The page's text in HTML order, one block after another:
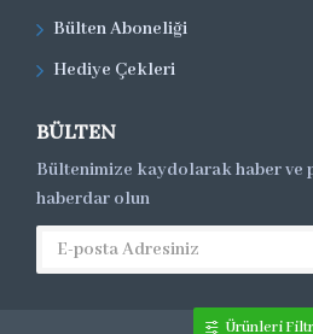
Bülten Aboneliği
Hediye Çekleri
BÜLTEN
Bültenimize kaydolarak haber ve
haberdar olun
Ürünleri